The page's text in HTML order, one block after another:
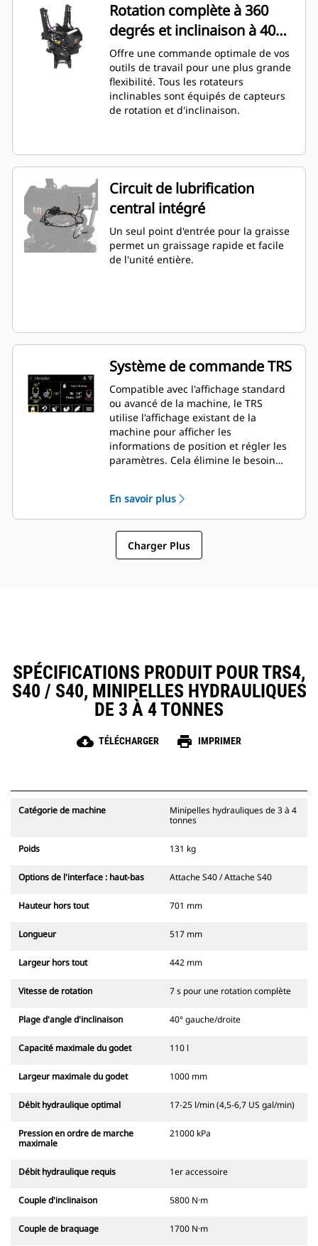
Rotation complète à 360
degrés et inclinaison à 40
degrés
Offre une commande optimale de vos
outils de travail pour une plus grande
flexibilité. Tous les rotateurs
inclinables sont équipés de capteurs
de rotation et d'inclinaison.
Circuit de lubrification
central intégré
Un seul point d'entrée pour la graisse
permet un graissage rapide et facile
de l'unité entière.
Système de commande TRS
Compatible avec l'affichage standard
ou avancé de la machine, le TRS
utilise l'affichage existant de la
machine pour afficher les
informations de position et régler les
paramètres. Cela élimine le besoin
hydraulique.
En savoir plus
Charger Plus
SPÉCIFICATIONS PRODUIT POUR TRS4,
S40 / S40, MINIPELLES HYDRAULIQUES
DE 3 À 4 TONNES
cloud_download TÉLÉCHARGER print IMPRIMER
Catégorie de machine
Minipelles hydrauliques de 3 à 4
tonnes
Poids 131 kg
Options de l'interface : haut-bas Attache S40 / Attache S40
Hauteur hors tout 701 mm
Longueur 517 mm
Largeur hors tout 442 mm
Vitesse de rotation 7 s pour une rotation complète
Plage d'angle d'inclinaison 40° gauche/droite
Capacité maximale du godet 110 l
Largeur maximale du godet 1000 mm
Débit hydraulique optimal 17-25 l/min (4,5-6,7 US gal/min)
Pression en ordre de marche
maximale
21000 kPa
Débit hydraulique requis 1er accessoire
Couple d'inclinaison 5800 N·m
Couple de braquage 1700 N·m